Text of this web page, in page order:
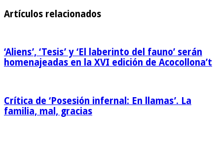
Artículos relacionados
‘Aliens’, ‘Tesis’ y ‘El laberinto del fauno’ serán
homenajeadas en la XVI edición de Acocollona’t
Crítica de ‘Posesión infernal: En llamas’. La
familia, mal, gracias